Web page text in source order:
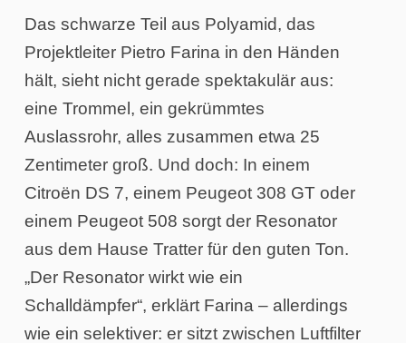
Das schwarze Teil aus Polyamid, das
Projektleiter Pietro Farina in den Händen
hält, sieht nicht gerade spektakulär aus:
eine Trommel, ein gekrümmtes
Auslassrohr, alles zusammen etwa 25
Zentimeter groß. Und doch: In einem
Citroën DS 7, einem Peugeot 308 GT oder
einem Peugeot 508 sorgt der Resonator
aus dem Hause Tratter für den guten Ton.
„Der Resonator wirkt wie ein
Schalldämpfer“, erklärt Farina – allerdings
wie ein selektiver: er sitzt zwischen Luftfilter